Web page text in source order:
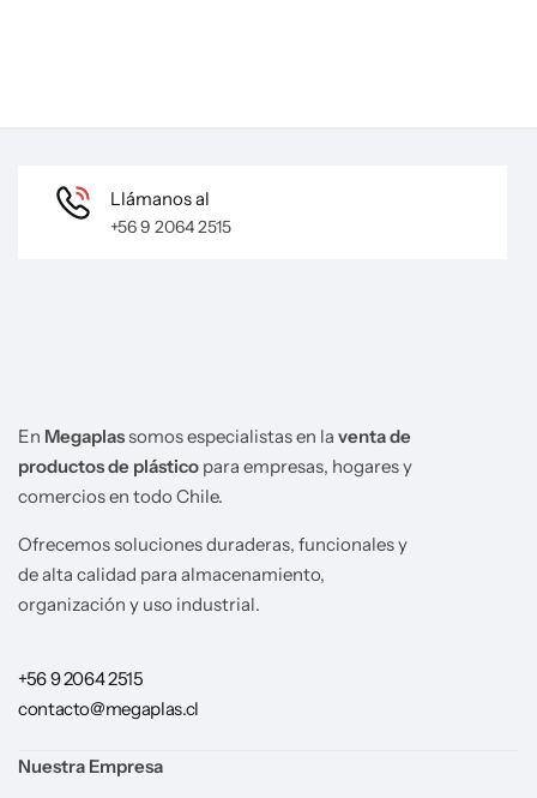
Llámanos al
+56 9 2064 2515
En Megaplassomos especialistas en la venta de
productos de plástico para empresas, hogares y
comercios en todo Chile.
Ofrecemos soluciones duraderas, funcionales y
de alta calidad para almacenamiento,
organización y uso industrial.
+56 9 2064 2515
contacto@megaplas.cl
Nuestra Empresa